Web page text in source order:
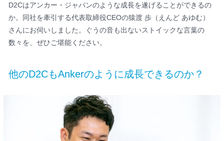
D2Cはアンカー・ジャパンのような成長を遂げることができるの
か。同社を牽引する代表取締役CEOの猿渡 歩（えんど あゆむ）
さんにお伺いしました。ぐうの音も出ないストイックな言葉の
数々を、ぜひご堪能ください。
他のD2CもAnkerのように成長できるのか？